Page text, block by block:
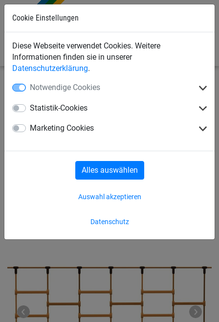
Cookie Einstellungen
Diese Webseite verwendet Cookies. Weitere
Informationen finden sie in unserer
Datenschutzerklärung.
Notwendige Cookies
Statistik-Cookies
Marketing Cookies
Datenschutz
Auswahl akzeptieren
Alles auswählen
Seilspielgeräte Seilparcours "Haiger"
Klettersprossen, für Robinie-
Pfosten